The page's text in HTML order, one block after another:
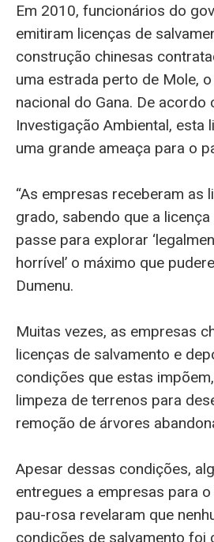
Em 2010, funcionários do
emitiram licenças de
construção chinesas
uma estrada perto de Mole,
nacional do Gana. De acordo
Investigação Ambiental, esta
uma grande ameaça para o
“As empresas receberam as
grado, sabendo que a licença
passe para explorar
horrível’ o máximo que
Dumenu.
Muitas vezes, as empresas
licenças de salvamento e
condições que estas
limpeza de terrenos para
remoção de árvores
Apesar dessas condições,
entregues a empresas para
pau-rosa revelaram que
condições de salvamento foi